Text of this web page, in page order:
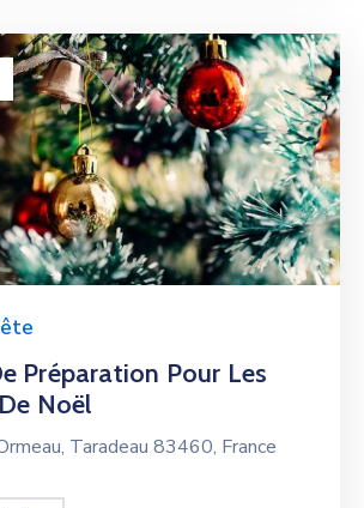
Préparation Pour Les
Noël
Taradeau 83460, France